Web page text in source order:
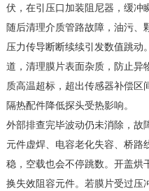
伏，在引压口加装阻尼器，缓冲
随后清理介质管路故障，油污、
压力传导断断续续引发数值跳动
道，清理膜片表面杂质，防止异
质高温超标，超出传感器补偿区
隔热配件降低探头受热影响。
外部排查完毕波动仍未消除，故
元件虚焊、电容老化失容、桥路
稳，空载也会不停跳数。开盖烘
换失效阻容元件。若膜片受过压